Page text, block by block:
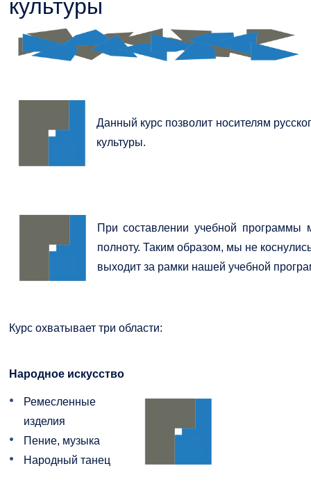
Családbarát Szolgáltató
EHÖK
Ösztöndíjak
Szolgáltatások
GY.I.K.
Kerpely Antal Szakkollégium KASZK
Origó nyelvvizsga
HASIT
Moodle
Kapcsolat
Online Studium
Atomerőművi Képzési Bázis
Kapcsolat
Telefonkönyv
Intézményi és Tanulmányi Tájékoztató
культуры
Данный курс позволит носителям
культуры.
При составлении учебной программы
полноту. Таким образом, мы не
выходит за рамки нашей учебной
Курс охватывает три области:
Народное искусство
Ремесленные
изделия
Пение, музыка
Народный танец